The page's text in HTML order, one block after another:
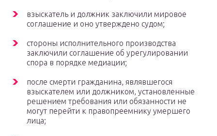
взыскатель и должник заключили мировое
соглашение и оно утверждено судом;
стороны исполнительного производства
заключили соглашение об урегулировании
спора в порядке медиации;
после смерти гражданина, являвшегося
взыскателем или должником, установленные
решением требования или обязанности не
могут перейти к правопреемнику умершего
лица;